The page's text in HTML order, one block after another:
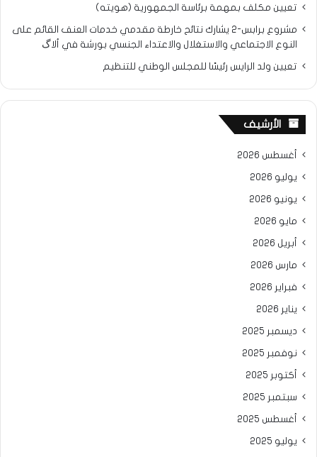
تعيين مكلف بمهمة برئاسة الجمهورية (هويته)
مشروع برابس-2 يشارك نتائح خارطة مقدمي خدمات العنف القائم على
النوع الاجتماعي والاستغلال والاعتداء الجنسي بورشة في ألاگ
تعيين ولد الرايس رئيسًا للمجلس الوطني للتنظيم
الأرشيف
أغسطس 2026
يوليو 2026
يونيو 2026
مايو 2026
أبريل 2026
مارس 2026
فبراير 2026
يناير 2026
ديسمبر 2025
نوفمبر 2025
أكتوبر 2025
سبتمبر 2025
أغسطس 2025
يوليو 2025